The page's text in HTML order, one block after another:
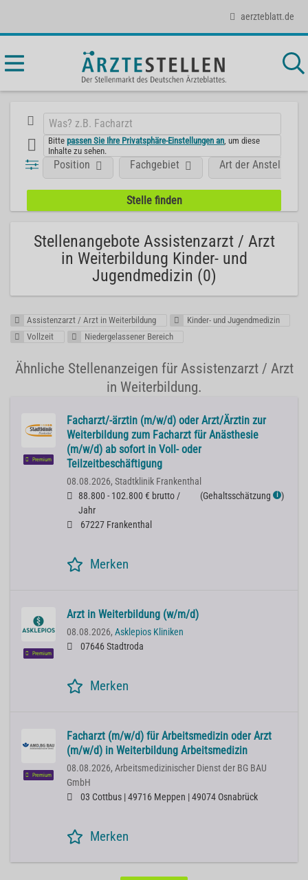
aerzteblatt.de
Bittepassen Sie Ihre Privatsphäre-Einstellungen an , um diese
Inhalte zu sehen.
Position Fachgebiet Art der Anstellung
Stellenangebote Assistenzarzt / Arzt
in Weiterbildung Kinder- und
Jugendmedizin (0)
Assistenzarzt / Arzt in Weiterbildung
Kinder- und Jugendmedizin
Vollzeit
Niedergelassener Bereich
Ähnliche Stellenanzeigen für Assistenzarzt / Arzt
in Weiterbildung.
Premium
Facharzt/-ärztin (m/w/d) oder Arzt/Ärztin zur
Weiterbildung zum Facharzt für Anästhesie
(m/w/d) ab sofort in Voll- oder
Teilzeitbeschäftigung
08.08.2026, Stadtklinik Frankenthal
88.800 - 102.800 € brutto /
Jahr
(Gehaltsschätzung ℹ )
67227 Frankenthal
Merken
Premium
Arzt in Weiterbildung (w/m/d)
08.08.2026, Asklepios Kliniken
07646 Stadtroda
Merken
Premium
Facharzt (m/w/d) für Arbeitsmedizin oder Arzt
(m/w/d) in Weiterbildung Arbeitsmedizin
08.08.2026, Arbeitsmedizinischer Dienst der BG BAU
GmbH
03 Cottbus | 49716 Meppen | 49074 Osnabrück
Merken